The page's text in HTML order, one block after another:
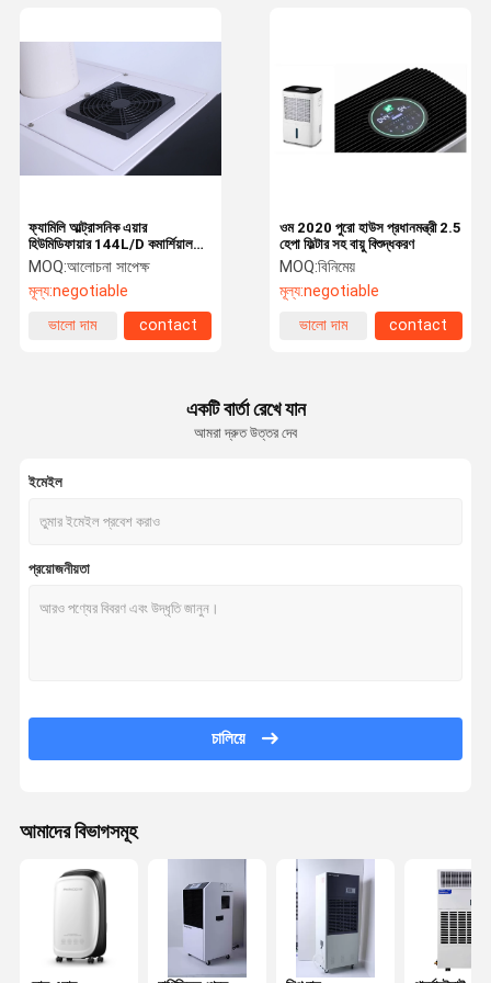
ভিডিও আমাদের সম্পর্কে
ওম 2020 পুরো হাউস প্রধানমন্ত্রী 2.5
হেপা ফিল্টার সহ বায়ু বিশুদ্ধকরণ
MOQ:বিনিমেয়
মূল্য:negotiable
ভালো দাম
contact
ফ্যামিলি আল্ট্রাসনিক এয়ার
হিউমিডিফায়ার 144L/D কমার্শিয়াল
মিস্ট মেকার বেবি রুম পিউরিফায়ার
MOQ:আলোচনা সাপেক্ষ
মূল্য:negotiable
ভালো দাম
contact
একটি বার্তা রেখে যান
আমরা দ্রুত উত্তর দেব
ইমেইল
প্রয়োজনীয়তা
চালিয়ে
আমাদের বিভাগসমূহ